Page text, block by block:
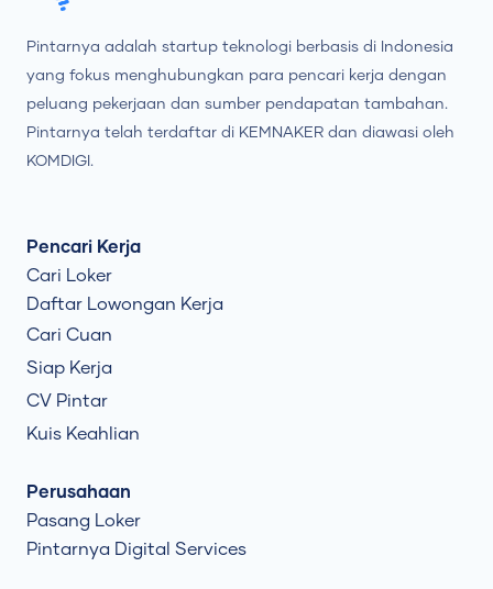
Pintarnya adalah startup teknologi berbasis di Indonesia
yang fokus menghubungkan para pencari kerja dengan
peluang pekerjaan dan sumber pendapatan tambahan.
Pintarnya telah terdaftar di KEMNAKER dan diawasi oleh
KOMDIGI.
Pencari Kerja
Cari Loker
Daftar Lowongan Kerja
Cari Cuan
Siap Kerja
CV Pintar
Kuis Keahlian
Perusahaan
Pasang Loker
Pintarnya Digital Services